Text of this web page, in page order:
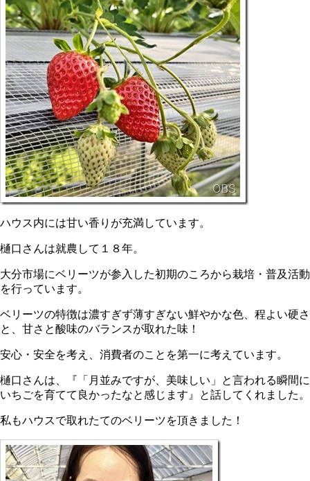
ハウス内には甘い香りが充満しています。
樋口さんは就農して１８年。
大分市場にベリーツが参入した初期のころから栽培・普及活動
を行っています。
ベリーツの特徴は濃すぎず薄すぎない鮮やかな色、程よい硬さ
と、甘さと酸味のバランスが取れた味！
安心・安全を考え、消費者のことを第一に考えています。
樋口さんは、『「月並みですが、美味しい」と言われる瞬間に
いちごを育てて良かったなと感じます』と話してくれました。
私もハウスで取れたてのベリーツを頂きました！